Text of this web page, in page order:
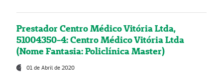
Prestador Centro Médico Vitória Ltda,
51004350-4: Centro Médico Vitória Ltda
(Nome Fantasia: Policlínica Master)
01 de Abril de 2020